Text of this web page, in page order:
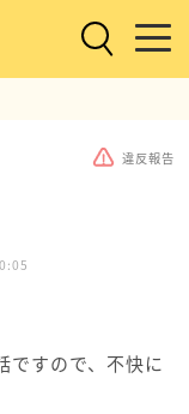
違反報告
ですので、不快に